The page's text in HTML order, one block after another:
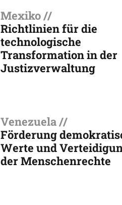
Mexiko //
Richtlinien für die
technologische
Transformation in der
Justizverwaltung
Venezuela //
Förderung
Werte und
der Menschenrechte